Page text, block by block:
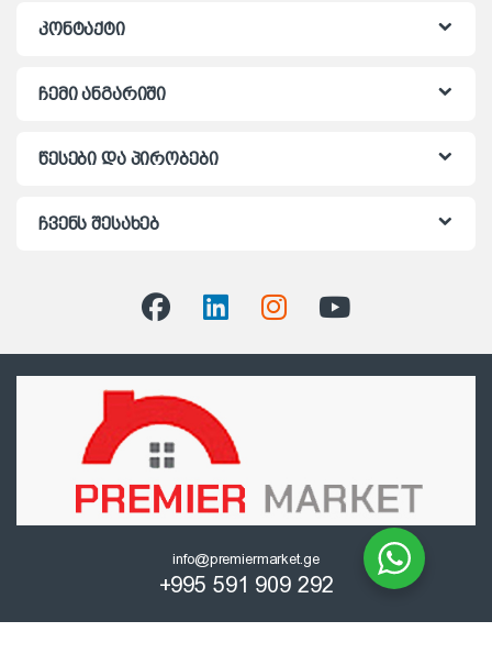
კონტაქტი
ჩემი ანგარიში
წესები და პირობები
ჩვენს შესახებ
info@premiermarket.ge
+995 591 909 292